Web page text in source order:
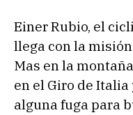
Einer Rubio, el
llega con la
Mas en la
en el Giro de
alguna fuga para